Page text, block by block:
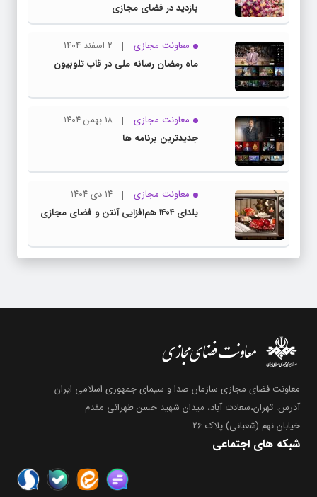
بازدید در فضای مجازی
معاونت مجازی
۲ اسفند ۱۴۰۴
ماه رمضان رسانه ملی در قاب تلوبیون
معاونت مجازی
۱۸ بهمن ۱۴۰۴
جدیدترین برنامه ها
معاونت مجازی
۱۴ دی ۱۴۰۴
یلدای ۱۴۰۴ هم‌افزایی آنتن و فضای مجازی
معاونت فضای مجازی سازمان صدا و سیمای جمهوری اسلامی ایران
آدرس: تهران،سعادت آباد، میدان شهید حسن طهرانی مقدم
خیابان نهم (شعبانی) پلاک 26
شبکه های اجتماعی